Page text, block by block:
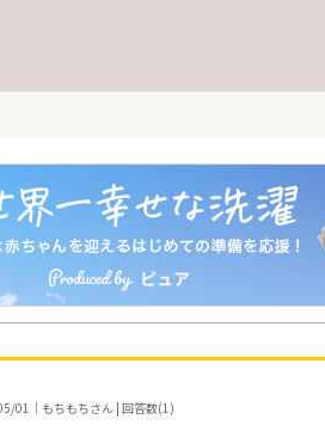
01｜もちもちさん | 回答数(1)